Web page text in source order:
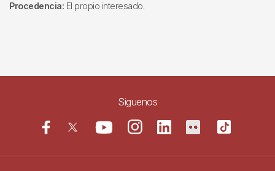
Procedencia: El propio interesado.
Siguenos